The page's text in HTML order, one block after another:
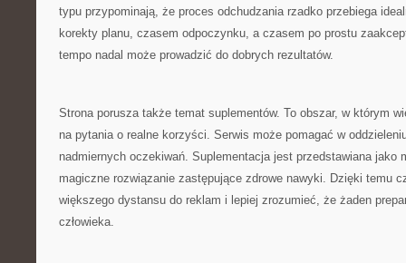
typu przypominają, że proces odchudzania rzadko przebiega
korekty planu, czasem odpoczynku, a czasem po prostu
tempo nadal może prowadzić do dobrych rezultatów.
Strona porusza także temat suplementów. To obszar, w którym
na pytania o realne korzyści. Serwis może pomagać w
nadmiernych oczekiwań. Suplementacja jest przedstawiana jako
magiczne rozwiązanie zastępujące zdrowe nawyki. Dzięki temu
większego dystansu do reklam i lepiej zrozumieć, że żaden
człowieka.